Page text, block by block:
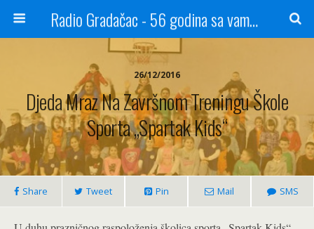
Radio Gradačac - 56 godina sa vama...
26/12/2016
Djeda Mraz Na Završnom Treningu Škole
Sporta „Spartak Kids“
Share Tweet Pin Mail SMS